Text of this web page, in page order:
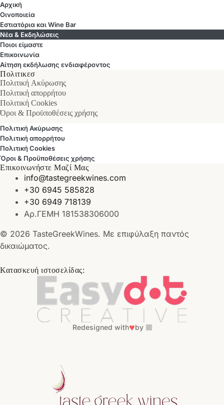
Αρχική
Οινοποιεία
Εστιατόρια και Wine Bar
Νέα & Εκδηλώσεις
Ποιοι είμαστε
Επικοινωνία
Αίτηση εκδήλωσης ενδιαφέροντος
Πολιτικεσ
Πολιτική Ακύρωσης
Πολιτική απορρήτου
Πολιτική Cookies
Όροι & Προϋποθέσεις χρήσης
Πολιτική Ακύρωσης
Πολιτική απορρήτου
Πολιτική Cookies
Όροι & Προϋποθέσεις χρήσης
Επικοινωνήστε Μαζί Μας
info@tastegreekwines.com
+30 6945 585828
+30 6949 718139
Αρ.ΓΕΜΗ 181538306000
© 2026 TasteGreekWines. Με επιφύλαξη παντός
δικαιώματος.
Κατασκευή ιστοσελίδας:
Redesigned with♥by